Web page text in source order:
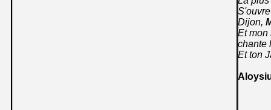
Dijon,
Et mon
chante
Et ton